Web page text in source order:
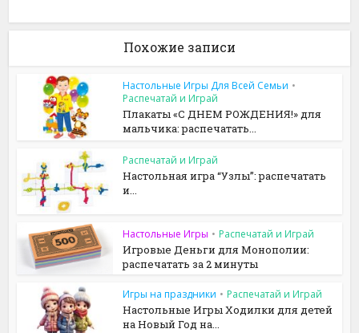
Похожие записи
Настольные Игры Для Всей Семьи •
Распечатай и Играй
Плакаты «С ДНЕМ РОЖДЕНИЯ!» для
мальчика: распечатать...
Распечатай и Играй
Настольная игра “Узлы”: распечатать
и...
Настольные Игры • Распечатай и Играй
Игровые Деньги для Монополии:
распечатать за 2 минуты
Игры на праздники • Распечатай и Играй
Настольные Игры Ходилки для детей
на Новый Год на...